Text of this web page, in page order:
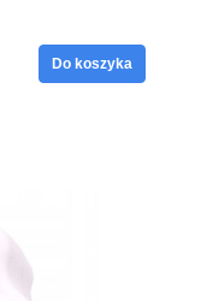
Do koszyka